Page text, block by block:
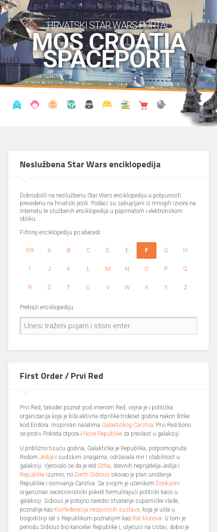
HRVATSKI STAR WARS PORTAL
MOS CROATIA
SPACEPORT
Neslužbena Star Wars enciklopedija
Dobrodošli na neslužbenu Star Wars enciklopediju u potpunosti
prevedenu na hrvatski jezik. Podaci su sakupljani iz mnogih izvora na
Internetu te službenih enciklopedija u papirnatom i elektronskom
obliku.
Filtriraj enciklopediju po abecedi:
0-9 A B C D E F G H
I J K L M N O P Q
R S T U V W X Y Z
Pretraži enciklopediju:
First Order / Prvi Red
Prvi Red, također poznat pod imenom Red, vojna je i politička
organizacija koja je bila aktivna otprilike trideset godina nakon Bitke
kod Endora. Inspiriran načelima Galaktičkog Carstva, Prvi Red borio
se protiv Pokreta otpora i Nove Republike za prevlast u galaksiji.
U približno tisuću godina, Galaktička je Republika, potpomognuta
RedomJedija i sudskim snagama, održavala mir i stabilnost u
galaksiji. Vjerovalo se da je redSitha, drevnih neprijatelja Jedija i
Republike izumro, no Darth Sidious skovao je plan uništenja
Republike i osnivanja Carstva. Sa svojim je učenikom Dookuom
organizirao secesionistički pokret formulirajući politički kaos u
galaksiji. Sidious je potajno naredio stvaranje suparničke vlade,
poznatije kao Konfederacija nezavisnih sustava, koja je ušla u
trogodišnji rat s Republikom poznatijim kao Rat klonova. U tom je
periodu Sidious bio kancelar Republike i, utječući na Ustav, dobio je